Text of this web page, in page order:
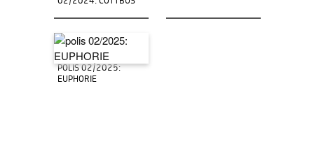
POLIS 02/2025:
EUPHORIE